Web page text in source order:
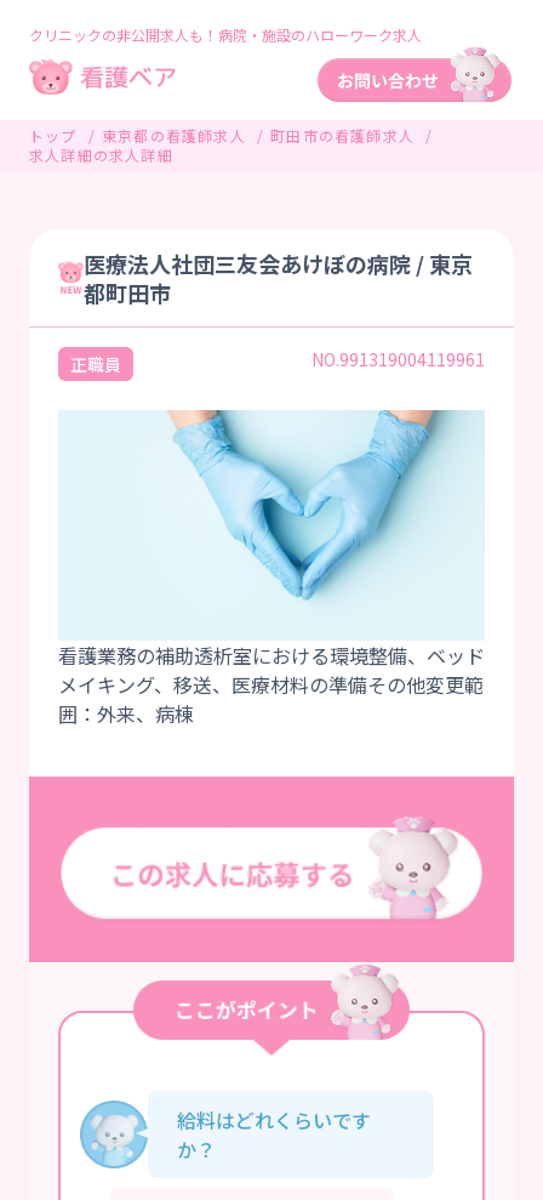
クリニックの非公開求人も！病院・施設のハローワーク求人
トップ 東京都の看護師求人
町田市の看護師求人
求人詳細の求人詳細
医療法人社団三友会あけぼの病院 / 東京
都町田市
正職員 NO.991319004119961
看護業務の補助透析室における環境整備、ベッド
メイキング、移送、医療材料の準備その他変更範
給料はどれくらいです
か？